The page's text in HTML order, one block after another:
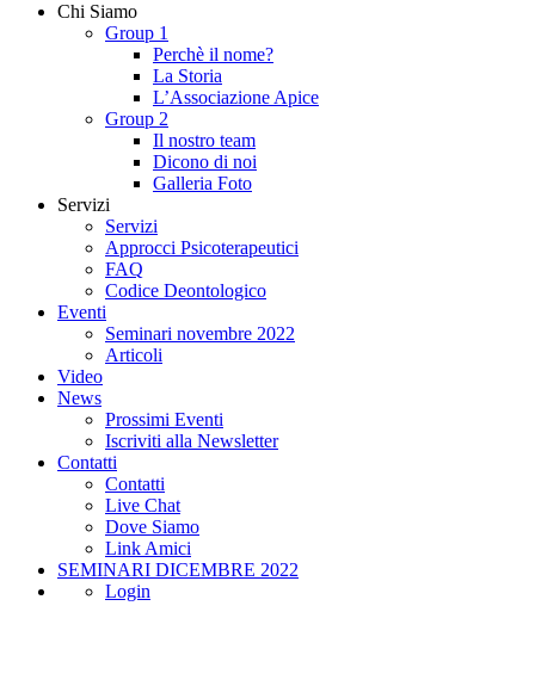
Chi Siamo
Group 1
Perchè il nome?
La Storia
L’Associazione Apice
Group 2
Il nostro team
Dicono di noi
Galleria Foto
Servizi
Servizi
Approcci Psicoterapeutici
FAQ
Codice Deontologico
Eventi
Seminari novembre 2022
Articoli
Video
News
Prossimi Eventi
Iscriviti alla Newsletter
Contatti
Contatti
Live Chat
Dove Siamo
Link Amici
SEMINARI DICEMBRE 2022
Login